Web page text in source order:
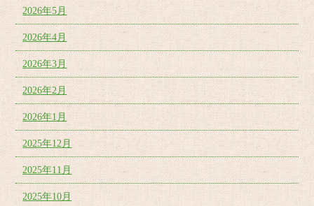
2026年5月
2026年4月
2026年3月
2026年2月
2026年1月
2025年12月
2025年11月
2025年10月